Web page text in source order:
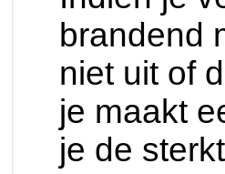
brandend
niet uit of
je maakt
je de